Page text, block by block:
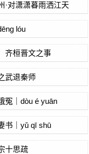
·对潇潇暮雨洒江天
lóu
齐桓晋文之事
武退秦师
冤｜dòu é yuān
书｜yǔ qī shū
十思疏